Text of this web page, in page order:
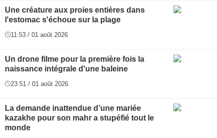
Une créature aux proies entières dans
l'estomac s'échoue sur la plage
11:53 / 01 août 2026
Un drone filme pour la première fois la
naissance intégrale d'une baleine
23:51 / 01 août 2026
La demande inattendue d’une mariée
kazakhe pour son mahr a stupéfié tout le
monde